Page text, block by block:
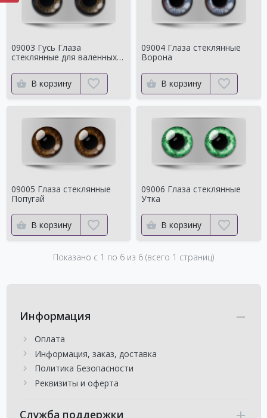
09003 Гусь Глаза
стеклянные для валенных
В корзину
09004 Глаза стеклянные
Ворона
В корзину
09005 Глаза стеклянные
Попугай
В корзину
09006 Глаза стеклянные
Утка
В корзину
Показано с 1 по 6 из 6 (всего 1 страниц)
Информация
Оплата
Информация, заказ, доставка
Политика Безопасности
Реквизиты и оферта
Служба поддержки